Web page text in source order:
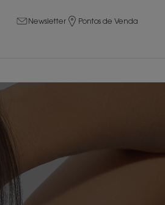
Newsletter Pontos de Venda